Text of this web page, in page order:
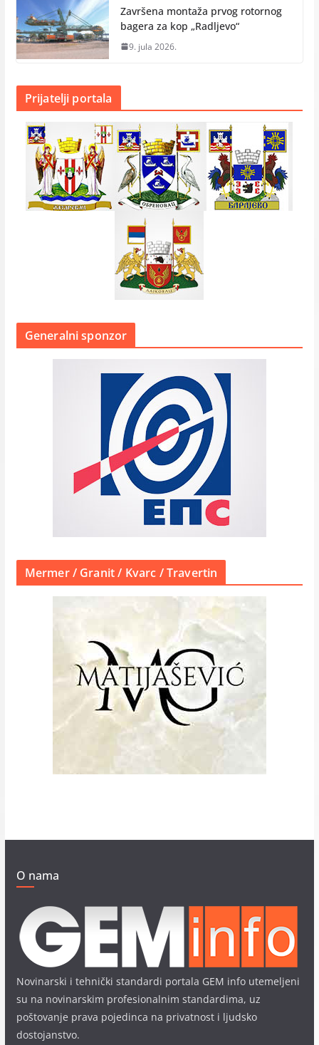
Završena montaža prvog rotornog
bagera za kop „Radlјevo“
9. jula 2026.
Prijatelji portala
Generalni sponzor
Mermer / Granit / Kvarc / Travertin
O nama
Novinarski i tehnički standardi portala GEM info utemeljeni
su na novinarskim profesionalnim standardima, uz
poštovanje prava pojedinca na privatnost i ljudsko
dostojanstvo.